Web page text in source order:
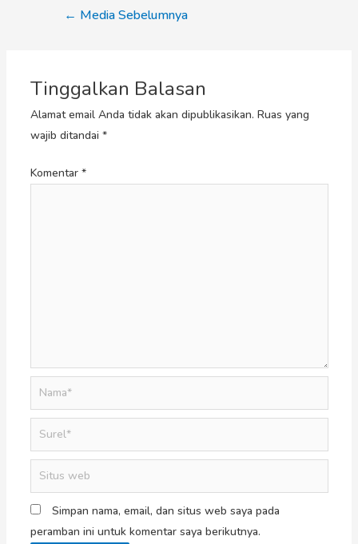
← Media Sebelumnya
Tinggalkan Balasan
Alamat email Anda tidak akan dipublikasikan. Ruas yang
wajib ditandai *
Komentar *
Simpan nama, email, dan situs web saya pada
peramban ini untuk komentar saya berikutnya.